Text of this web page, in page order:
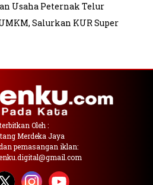
Usaha Peternak Telur
Salurkan KUR Super
Oleh :
Merdeka Jaya
pemasangan iklan: